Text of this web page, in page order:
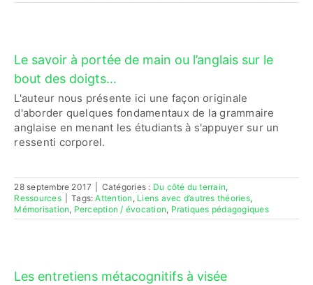
Le savoir à portée de main ou l’anglais sur le
bout des doigts…
L'auteur nous présente ici une façon originale
d'aborder quelques fondamentaux de la grammaire
anglaise en menant les étudiants à s'appuyer sur un
ressenti corporel.
28 septembre 2017 Catégories : Du côté du terrain
Ressources
Tags:Attention Liens avec d’autres théories,
Mémorisation Perception / évocation Pratiques pédagogiques
Les entretiens métacognitifs à visée